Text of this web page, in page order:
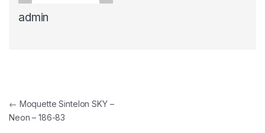
admin
Navigation de l’article
← Moquette Sintelon SKY –
Neon – 186-83